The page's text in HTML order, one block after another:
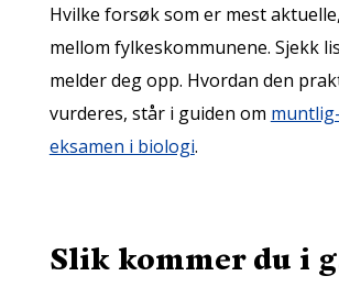
Hvilke forsøk som er mest
mellom fylkeskommunene. Sjekk
melder deg opp. Hvordan den
vurderes, står i guiden om
eksamen i biologi.
Slik kommer du i